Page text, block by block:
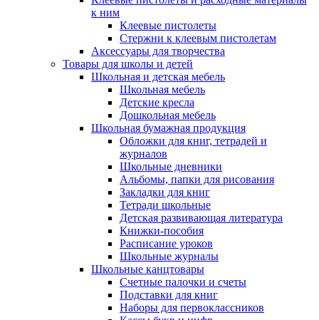
к ним
Клеевые пистолеты
Стержни к клеевым пистолетам
Аксессуары для творчества
Товары для школы и детей
Школьная и детская мебель
Школьная мебель
Детские кресла
Дошкольная мебель
Школьная бумажная продукция
Обложки для книг, тетрадей и
журналов
Школьные дневники
Альбомы, папки для рисования
Закладки для книг
Тетради школьные
Детская развивающая литература
Книжки-пособия
Расписание уроков
Школьные журналы
Школьные канцтовары
Счетные палочки и счеты
Подставки для книг
Наборы для первоклассников